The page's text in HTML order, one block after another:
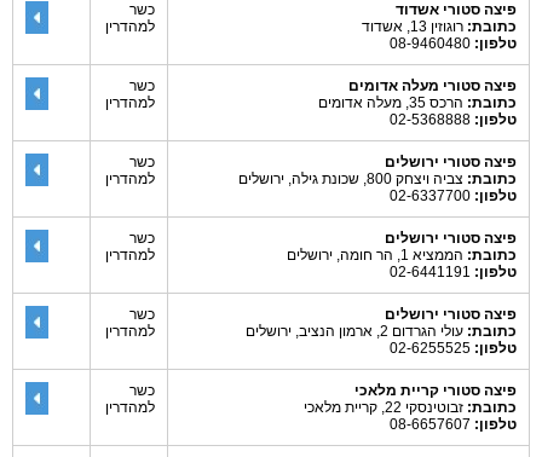
פיצה סטורי אשדוד
כתובת: רוגוזין 13, אשדוד
טלפון:
כשר
למהדרין
פיצה סטורי מעלה אדומים
כתובת: הרכס 35, מעלה אדומים
טלפון:
כשר
למהדרין
פיצה סטורי ירושלים
כתובת: צביה ויצחק 800, שכונת גילה, ירושלים
טלפון:
כשר
למהדרין
פיצה סטורי ירושלים
כתובת: הממציא 1, הר חומה, ירושלים
טלפון:
כשר
למהדרין
פיצה סטורי ירושלים
כתובת: עולי הגרדום 2, ארמון הנציב, ירושלים
טלפון:
כשר
למהדרין
פיצה סטורי קריית מלאכי
כתובת: זבוטינסקי 22, קריית מלאכי
טלפון:
כשר
למהדרין